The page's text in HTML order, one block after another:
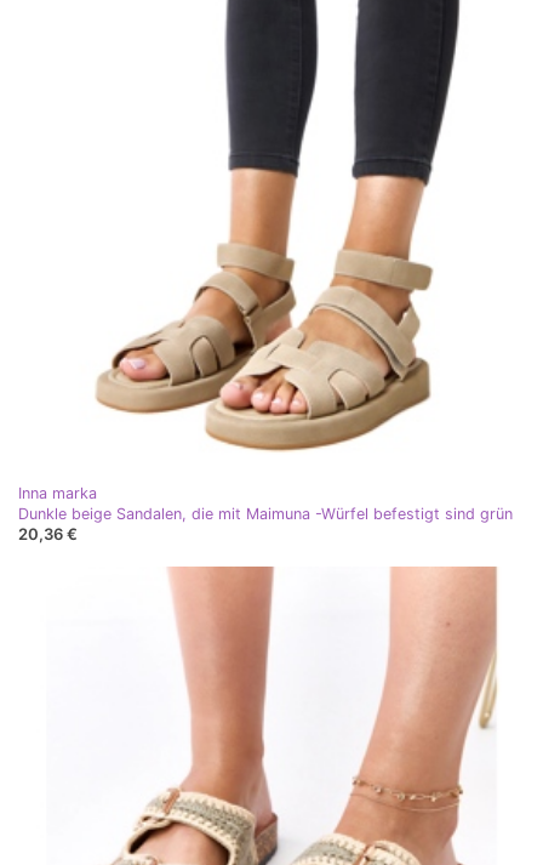
Inna marka
Dunkle beige Sandalen, die mit Maimuna -Würfel befestigt sind grün
20,36 €